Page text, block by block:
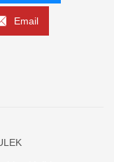
Email